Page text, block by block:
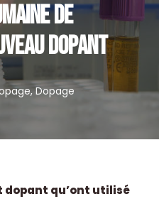
DE
DOPANT
,Dopage
dopant qu’ont utilisé